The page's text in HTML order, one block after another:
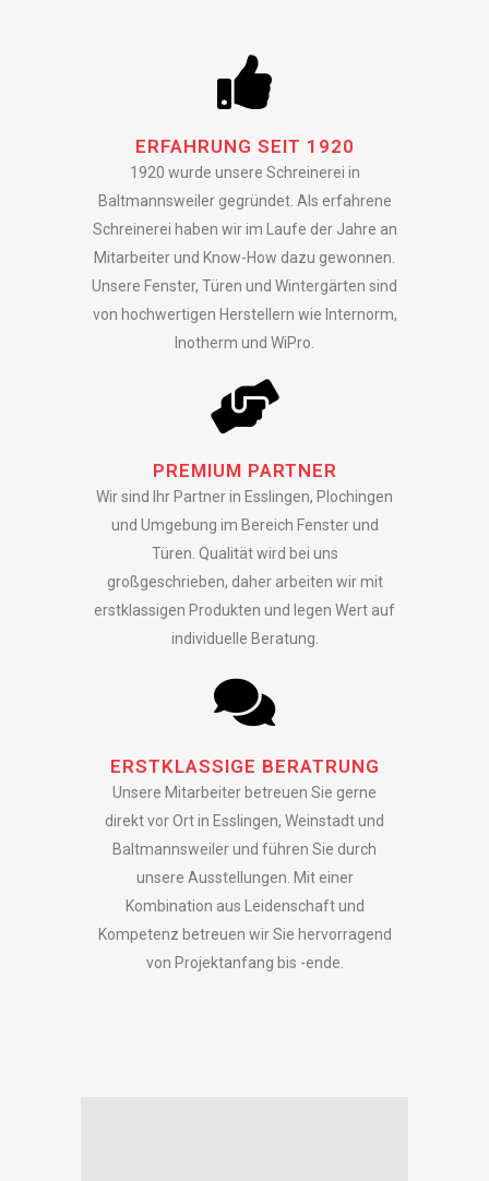
ERFAHRUNG SEIT 1920
1920 wurde unsere Schreinerei in
Baltmannsweiler gegründet. Als erfahrene
Schreinerei haben wir im Laufe der Jahre an
Mitarbeiter und Know-How dazu gewonnen.
Unsere Fenster, Türen und Wintergärten sind
von hochwertigen Herstellern wie Internorm,
Inotherm und WiPro.
PREMIUM PARTNER
Wir sind Ihr Partner in Esslingen, Plochingen
und Umgebung im Bereich Fenster und
Türen. Qualität wird bei uns
großgeschrieben, daher arbeiten wir mit
erstklassigen Produkten und legen Wert auf
individuelle Beratung.
ERSTKLASSIGE BERATRUNG
Unsere Mitarbeiter betreuen Sie gerne
direkt vor Ort in Esslingen, Weinstadt und
Baltmannsweiler und führen Sie durch
unsere Ausstellungen. Mit einer
Kombination aus Leidenschaft und
Kompetenz betreuen wir Sie hervorragend
von Projektanfang bis -ende.